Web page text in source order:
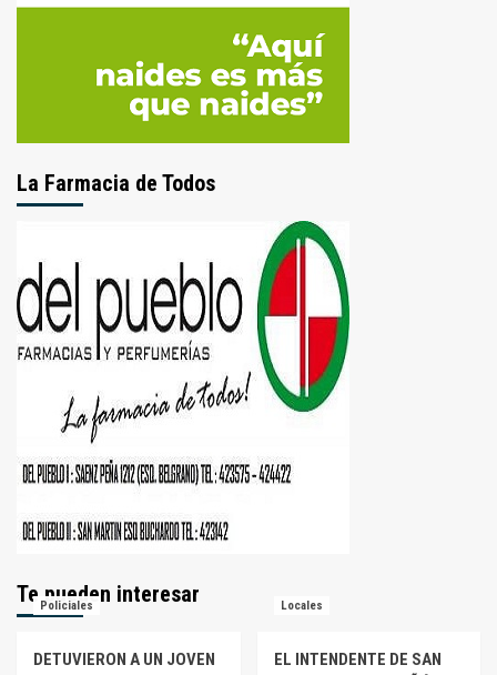
La Farmacia de Todos
Te pueden interesar
Policiales
DETUVIERON A UN JOVEN
Locales
EL INTENDENTE DE SAN